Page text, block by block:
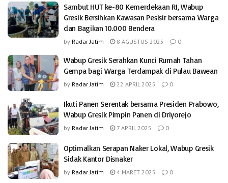
Sambut HUT ke-80 Kemerdekaan RI, Wabup
Gresik Bersihkan Kawasan Pesisir bersama Warga
dan Bagikan 10.000 Bendera
by Radar Jatim 8 AGUSTUS 2025 0
Wabup Gresik Serahkan Kunci Rumah Tahan
Gempa bagi Warga Terdampak di Pulau Bawean
by Radar Jatim 22 APRIL 2025 0
Ikuti Panen Serentak bersama Presiden Prabowo,
Wabup Gresik Pimpin Panen di Driyorejo
by Radar Jatim 7 APRIL 2025 0
Optimalkan Serapan Naker Lokal, Wabup Gresik
Sidak Kantor Disnaker
by Radar Jatim 4 MARET 2025 0